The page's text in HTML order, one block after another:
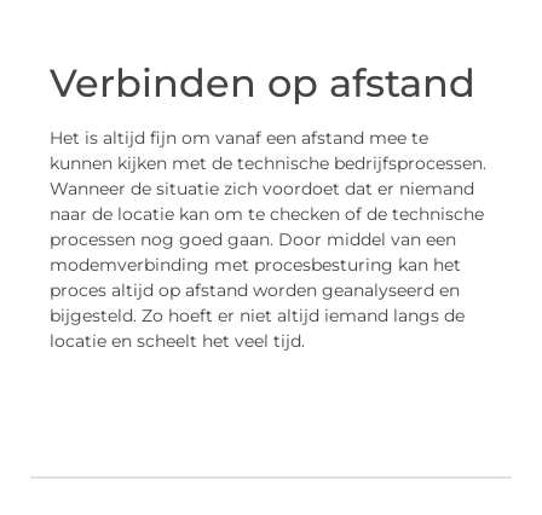
Verbinden op afstand
Het is altijd fijn om vanaf een afstand mee te
kunnen kijken met de technische bedrijfsprocessen.
Wanneer de situatie zich voordoet dat er niemand
naar de locatie kan om te checken of de technische
processen nog goed gaan. Door middel van een
modemverbinding met procesbesturing kan het
proces altijd op afstand worden geanalyseerd en
bijgesteld. Zo hoeft er niet altijd iemand langs de
locatie en scheelt het veel tijd.